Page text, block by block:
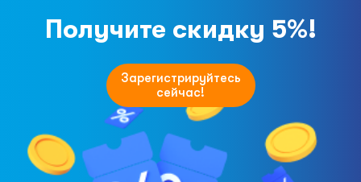
Получите скидку 5%!
Зарегистрируйтесь
сейчас!